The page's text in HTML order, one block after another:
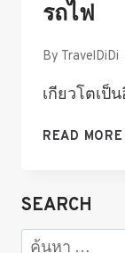
รถไฟ
By TravelDiDi
เกียวโตเป็
READ MORE
SEARCH
ค้นหา